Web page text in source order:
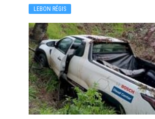
LEBON RÉGIS